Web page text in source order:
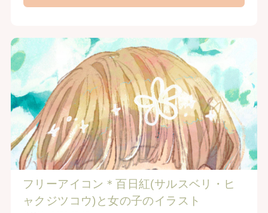
フリーアイコン＊百日紅(サルスベリ・ヒ
ャクジツコウ)と女の子のイラスト